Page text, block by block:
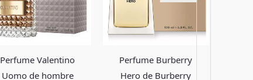
Perfume Valentino
Uomo de hombre
Perfume Burberry
Hero de Burberry